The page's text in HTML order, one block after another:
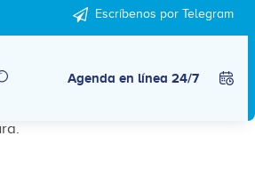
Escríbenos por Telegram
Agenda en línea 24/7
opciones legales
es legal hasta las 12 semanas.